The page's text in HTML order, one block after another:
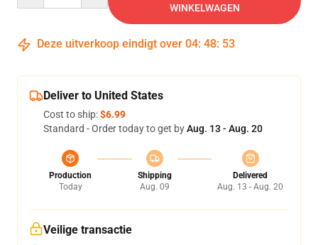
WINKELWAGEN
Deze uitverkoop eindigt over 04: 48: 53
Deliver to United States
Cost to ship:$6.99
Standard - Order today to get byAug. 13 - Aug. 20
Production
Today
Shipping
Aug. 09
Delivered
Aug. 13 - Aug. 20
Veilige transactie